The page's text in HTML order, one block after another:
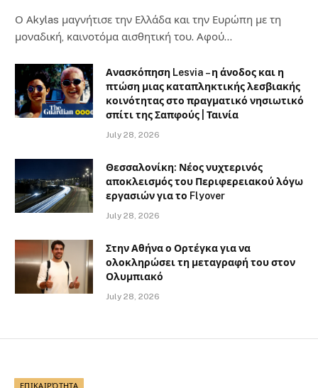
Ο Αkylas μαγνήτισε την Ελλάδα και την Ευρώπη με τη
μοναδική, καινοτόμα αισθητική του. Αφού…
Ανασκόπηση Lesvia – η άνοδος και η
πτώση μιας καταπληκτικής λεσβιακής
κοινότητας στο πραγματικό νησιωτικό
σπίτι της Σαπφούς | Ταινία
July 28, 2026
Θεσσαλονίκη: Νέος νυχτερινός
αποκλεισμός του Περιφερειακού λόγω
εργασιών για το Flyover
July 28, 2026
Στην Αθήνα ο Ορτέγκα για να
ολοκληρώσει τη μεταγραφή του στον
Ολυμπιακό
July 28, 2026
ΕΠΙΚΑΙΡΌΤΗΤΑ